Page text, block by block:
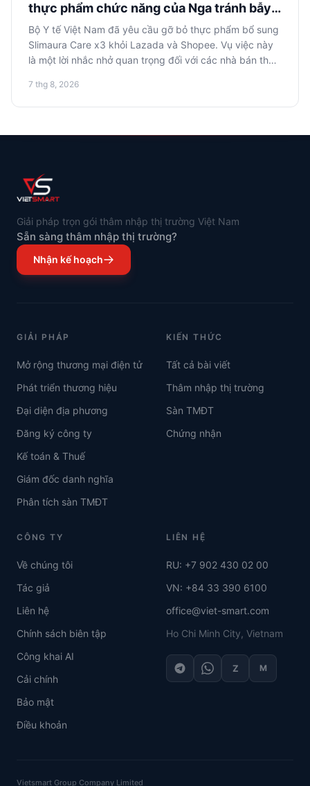
thực phẩm chức năng của Nga tránh bẫy
quy định tại các sàn thương mại điện tử
châu Á
Bộ Y tế Việt Nam đã yêu cầu gỡ bỏ thực phẩm bổ sung
Slimaura Care x3 khỏi Lazada và Shopee. Vụ việc này
là một lời nhắc nhở quan trọng đối với các nhà bán thực
tuân thủ nghiêm ngặt luật pháp và quy định địa phương
khi thâm nhập các sàn thương mại điện tử châu Á,
7 thg 8, 2026
Giải pháp trọn gói thâm nhập thị trường Việt Nam
Sẵn sàng thâm nhập thị trường?
Nhận kế hoạch
GIẢI PHÁP
Mở rộng thương mại điện tử
Phát triển thương hiệu
Đại diện địa phương
Đăng ký công ty
Kế toán & Thuế
Giám đốc danh nghĩa
Phân tích sàn TMĐT
KIẾN THỨC
Tất cả bài viết
Thâm nhập thị trường
Sàn TMĐT
Chứng nhận
CÔNG TY
Về chúng tôi
Tác giả
Liên hệ
Chính sách biên tập
Công khai AI
Cải chính
Bảo mật
Điều khoản
LIÊN HỆ
RU: +7 902 430 02 00
VN: +84 33 390 6100
office@viet-smart.com
Ho Chi Minh City, Vietnam
Z M
Vietsmart Group Company Limited